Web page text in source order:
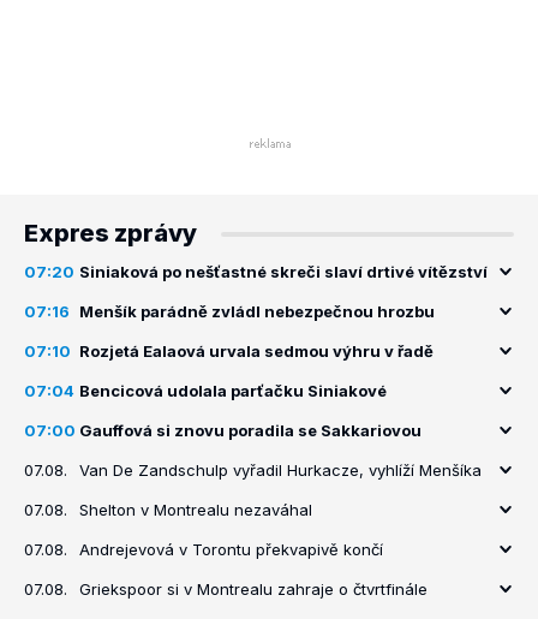
Expres zprávy
07:20 Siniaková po nešťastné skreči slaví drtivé vítězství
07:16 Menšík parádně zvládl nebezpečnou hrozbu
07:10 Rozjetá Ealaová urvala sedmou výhru v řadě
07:04 Bencicová udolala parťačku Siniakové
07:00 Gauffová si znovu poradila se Sakkariovou
07.08. Van De Zandschulp vyřadil Hurkacze, vyhlíží Menšíka
07.08. Shelton v Montrealu nezaváhal
07.08. Andrejevová v Torontu překvapivě končí
07.08. Griekspoor si v Montrealu zahraje o čtvrtfinále